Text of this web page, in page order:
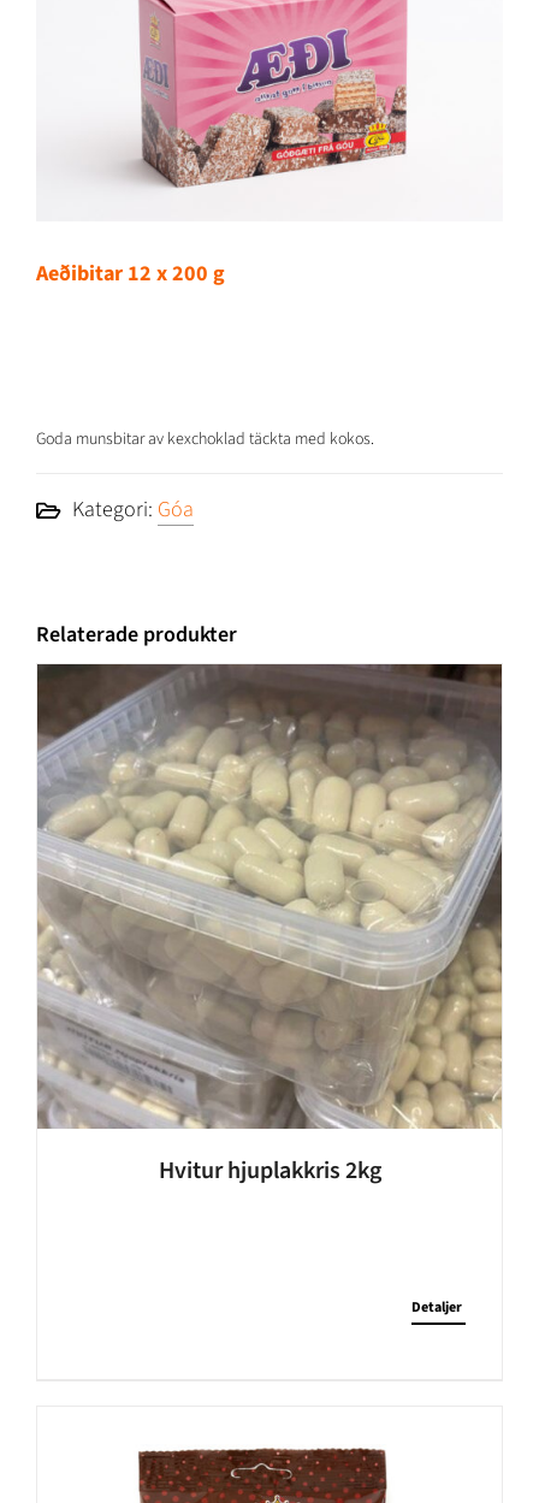
Aeðibitar 12 x 200 g
Goda munsbitar av kexchoklad täckta med kokos.
Kategori: Góa
Relaterade produkter
Hvitur hjuplakkris 2kg
Detaljer